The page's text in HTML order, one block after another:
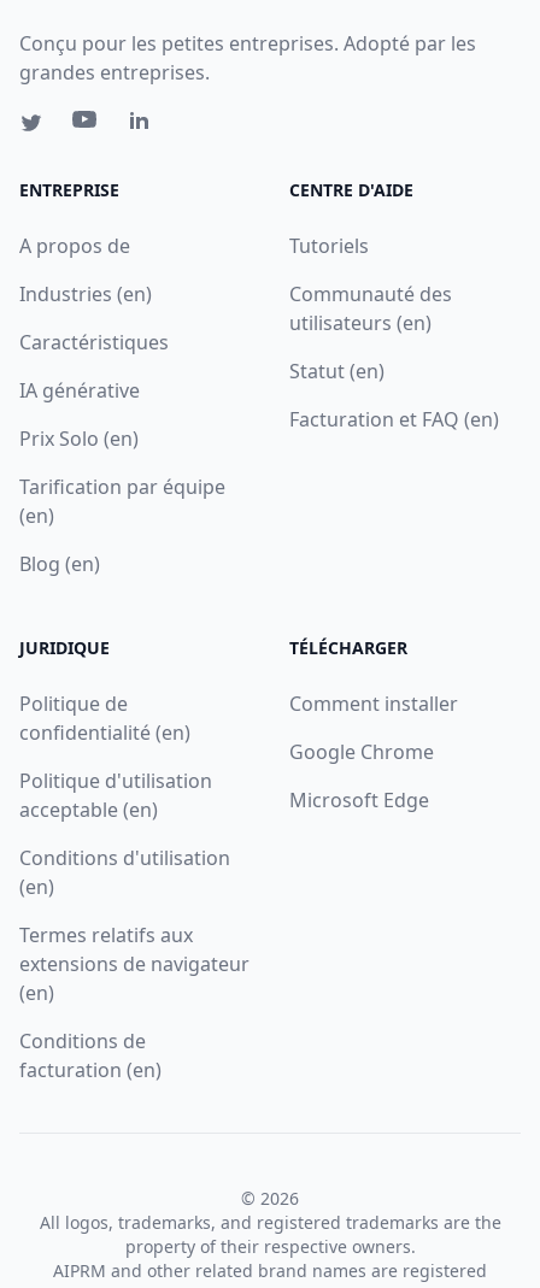
Conçu pour les petites entreprises. Adopté par les
grandes entreprises.
ENTREPRISE
A propos de
Industries (en)
Caractéristiques
IA générative
Prix Solo (en)
Tarification par équipe
(en)
Blog (en)
CENTRE D'AIDE
Tutoriels
Communauté des
utilisateurs (en)
Statut (en)
Facturation et FAQ (en)
JURIDIQUE
Politique de
confidentialité (en)
Politique d'utilisation
acceptable (en)
Conditions d'utilisation
(en)
Termes relatifs aux
extensions de navigateur
(en)
Conditions de
facturation (en)
TÉLÉCHARGER
Comment installer
Google Chrome
Microsoft Edge
© 2026
All logos, trademarks, and registered trademarks are the
property of their respective owners.
AIPRM and other related brand names are registered